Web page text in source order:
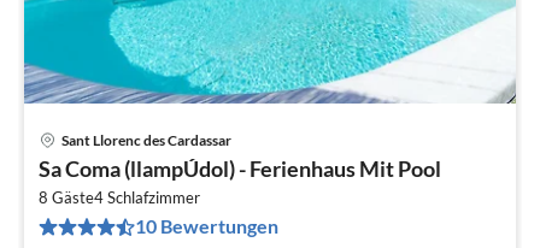
Sant Llorenc des Cardassar
Sa Coma (llampÚdol) - Ferienhaus Mit Pool
8 Gäste4Schlafzimmer
10 Bewertungen